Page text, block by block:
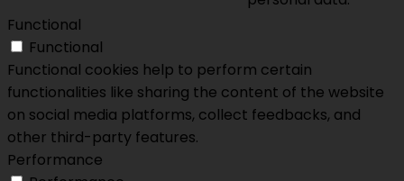
Functional
Functional
Functional cookies help to perform certain
functionalities like sharing the content of the website
on social media platforms, collect feedbacks, and
other third-party features.
Performance